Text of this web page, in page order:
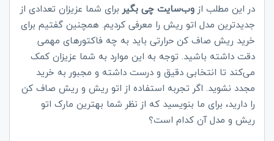
در این مطلب از وب‌سایت چی بگیر برای شما عزیزان تعدادی از
جدیدترین مدل اتو ریش را معرفی کردیم. همچنین گفتیم برای
خرید ریش صاف کن حرارتی باید به چه فاکتورهای مهمی
دقت داشته باشید. توجه به این موارد به شما عزیزان کمک
می‌کند تا انتخابی دقیق و درست داشته و مجبور به خرید
مجدد نشوید. اگر تجربه استفاده از اتو ریش و ریش صاف کن
را دارید، برای ما بنویسید که از نظر شما بهترین مارک اتو
ریش و مدل آن کدام است؟